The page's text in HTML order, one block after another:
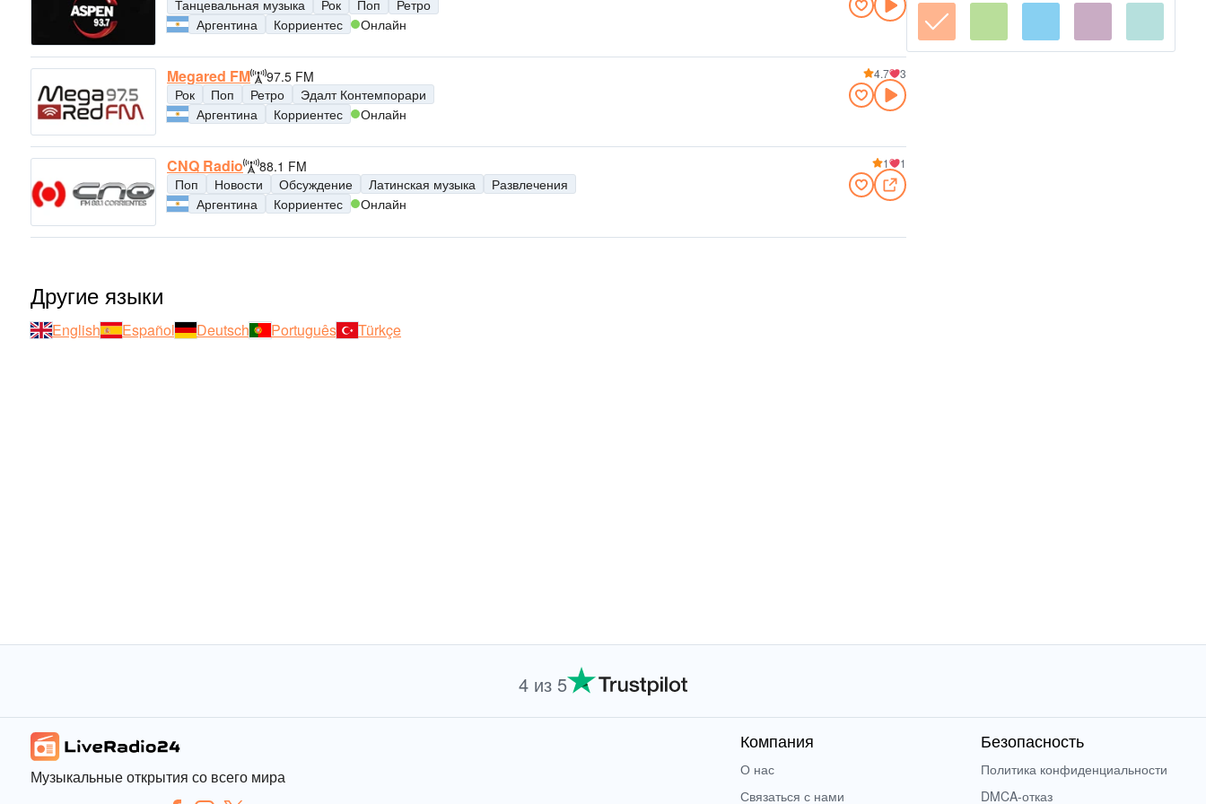
Танцевальная музыка
Рок Поп
Ретро
Аргентина
Корриентес Онлайн
Megared FM
97.5 FM
Рок
Поп Ретро
Эдалт Контемпорари
Аргентина
Корриентес Онлайн
4.7 3
CNQ Radio
88.1 FM
Поп
Новости Обсуждение Латинская музыка
Развлечения
Аргентина
Корриентес Онлайн
1 1
Другие языки
English Español Deutsch Português Türkçe
4 из 5
Музыкальные открытия со всего мира
Компания
О нас
Связаться с нами
Безопасность
Политика конфиденциальности
DMCA-отказ